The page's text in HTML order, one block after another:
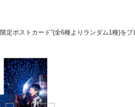
定ポストカード”(全6種よりランダム1種)をプ